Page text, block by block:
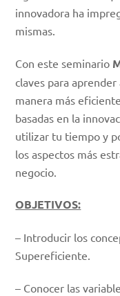
innovadora ha
mismas.
Con este seminario
claves para
manera más
basadas en la
utilizar tu tiempo y
los aspectos más
negocio.
OBJETIVOS:
– Introducir los
Supereficiente.
– Conocer las